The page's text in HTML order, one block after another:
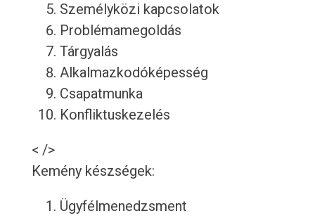
Személyközi kapcsolatok
Problémamegoldás
Tárgyalás
Alkalmazkodóképesség
Csapatmunka
Konfliktuskezelés
< />
Kemény készségek:
Ügyfélmenedzsment